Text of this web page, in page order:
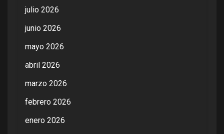
julio 2026
junio 2026
mayo 2026
abril 2026
marzo 2026
febrero 2026
enero 2026